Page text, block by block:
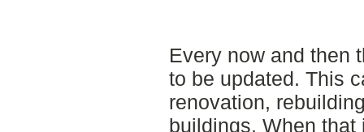
Every now and then
to be updated. This
renovation,
buildings. When